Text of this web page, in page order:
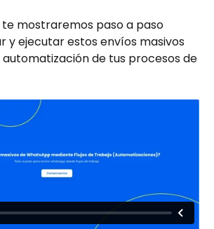
te mostraremos paso a paso
y ejecutar estos envíos masivos
de tus procesos de